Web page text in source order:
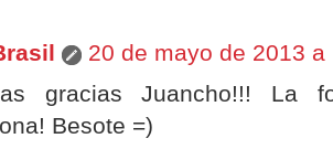
20 de mayo de 2013 a
gracias Juancho!!! La
Besote =)